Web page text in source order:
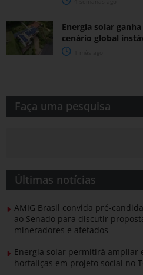
Energia solar
cenário global
Faça uma pesquisa​​
Últimas notícias
AMIG Brasil convida pré-
ao Senado para discutir
mineradores e afetados
Energia solar permitirá ampliar
hortaliças em projeto social no